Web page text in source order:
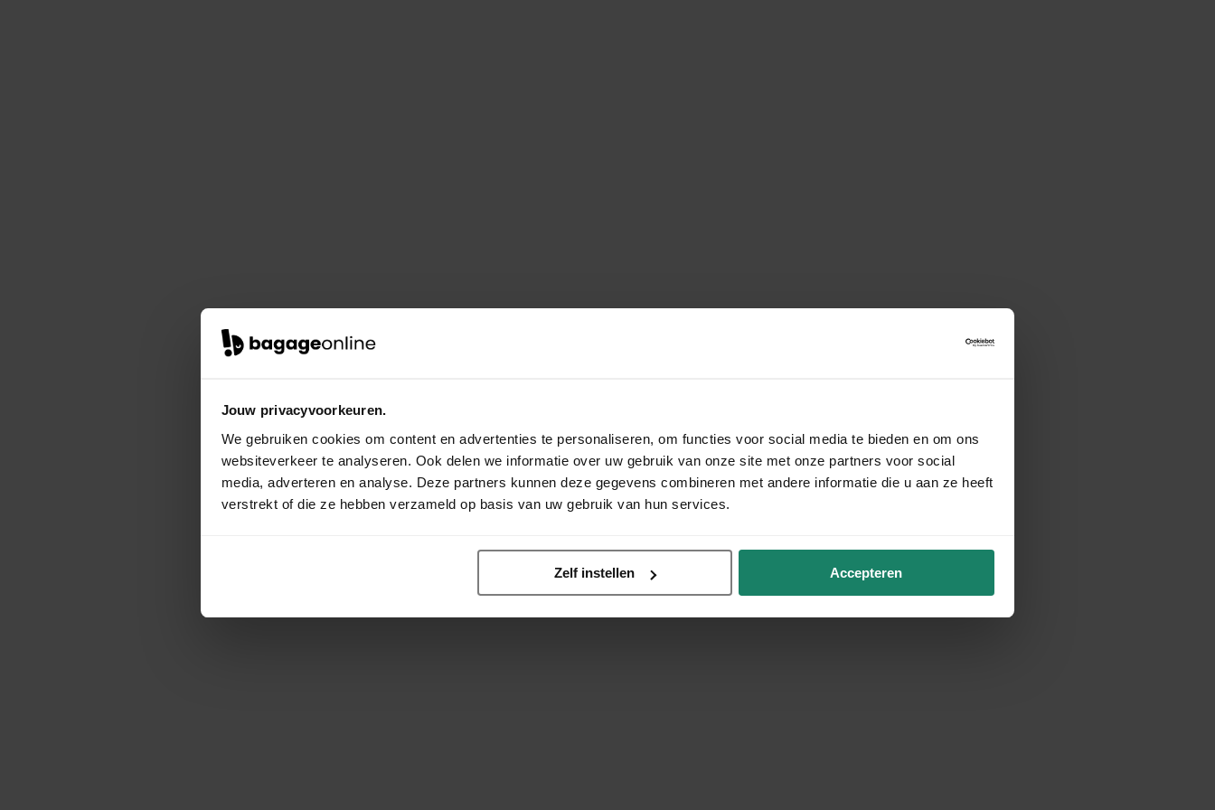
Jouw privacyvoorkeuren.
We gebruiken cookies om content en advertenties te personaliseren, om functies voor social media te bieden en om ons
websiteverkeer te analyseren. Ook delen we informatie over uw gebruik van onze site met onze partners voor social
media, adverteren en analyse. Deze partners kunnen deze gegevens combineren met andere informatie die u aan ze heeft
verstrekt of die ze hebben verzameld op basis van uw gebruik van hun services.
Zelf instellen Accepteren